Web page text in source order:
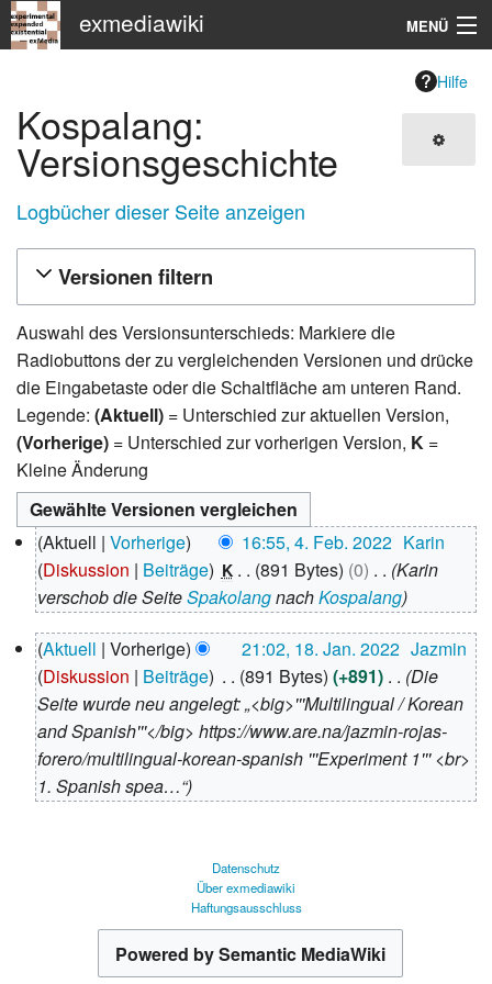
exmediawiki MENÜ
KHM
Hilfe
Kospalang:
Versionsgeschichte
Logbücher dieser Seite anzeigen
Versionen filtern
Auswahl des Versionsunterschieds: Markiere die
Radiobuttons der zu vergleichenden Versionen und drücke
die Eingabetaste oder die Schaltfläche am unteren Rand.
Legende: (Aktuell) = Unterschied zur aktuellen Version,
(Vorherige) = Unterschied zur vorherigen Version, K =
Kleine Änderung
4.
Februar
2022
Aktuell Vorherige 16:55, 4. Feb. 2022 Karin
Diskussion
Beiträge K 891 Bytes 0
Karin
verschob die SeiteSpakolangnachKospalang
18.
Januar
2022
Aktuell Vorherige 21:02, 18. Jan. 2022 Jazmin
Diskussion
Beiträge 891 Bytes +891
Die
Seite wurde neu angelegt: „<big>'''Multilingual / Korean
and Spanish'''</big> https://www.are.na/jazmin-rojas-
forero/multilingual-korean-spanish '''Experiment 1''' <br>
1. Spanish spea…“
Datenschutz
Über exmediawiki
Haftungsausschluss
Powered by Semantic MediaWiki